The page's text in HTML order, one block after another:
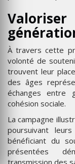
À travers cette
volonté de
trouvent leur
des âges
échanges entre
cohésion sociale.
La campagne
poursuivant
bénéficiant du
présentées
transmission des